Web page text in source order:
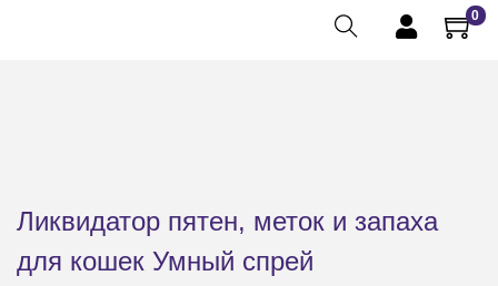
0
Ликвидатор пятен, меток и запаха
для кошек Умный спрей